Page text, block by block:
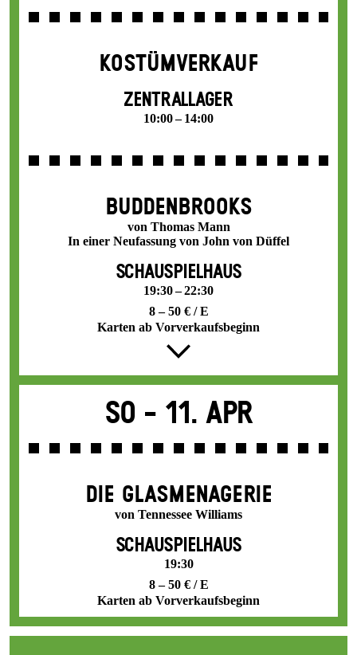
KOSTÜMVERKAUF
ZENTRALLAGER
10:00 – 14:00
BUDDENBROOKS
von Thomas Mann
In einer Neufassung von John von Düffel
SCHAUSPIELHAUS
19:30 – 22:30
8 – 50 € / E
Karten ab Vorverkaufsbeginn
So - 11. Apr
DIE GLAS­MENAGERIE
von Tennessee Williams
SCHAUSPIELHAUS
19:30
8 – 50 € / E
Karten ab Vorverkaufsbeginn